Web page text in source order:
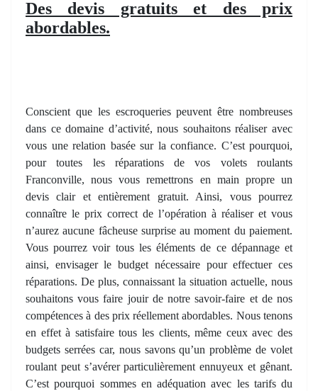
Des devis gratuits et des prix
abordables.
Conscient que les escroqueries peuvent être nombreuses
dans ce domaine d’activité, nous souhaitons réaliser avec
vous une relation basée sur la confiance. C’est pourquoi,
pour toutes les réparations de vos volets roulants
Franconville, nous vous remettrons en main propre un
devis clair et entièrement gratuit. Ainsi, vous pourrez
connaître le prix correct de l’opération à réaliser et vous
n’aurez aucune fâcheuse surprise au moment du paiement.
Vous pourrez voir tous les éléments de ce dépannage et
ainsi, envisager le budget nécessaire pour effectuer ces
réparations. De plus, connaissant la situation actuelle, nous
souhaitons vous faire jouir de notre savoir-faire et de nos
compétences à des prix réellement abordables. Nous tenons
en effet à satisfaire tous les clients, même ceux avec des
budgets serrées car, nous savons qu’un problème de volet
roulant peut s’avérer particulièrement ennuyeux et gênant.
C’est pourquoi sommes en adéquation avec les tarifs du